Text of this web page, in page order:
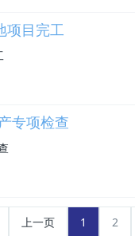
项目完工
专项检查
上一页 1 2